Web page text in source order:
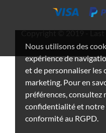
Nous utilisons des
expérience de
et de personnaliser les
marketing. Pour en
préférences,
confidentialité et notre
conformité au RGPD.
Copyright © 2019 - Last